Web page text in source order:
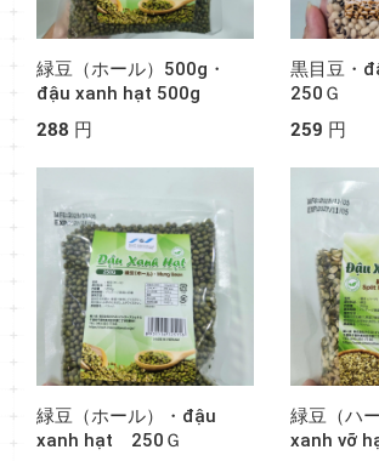
緑豆（ホール）500g・
đậu xanh hạt 500g
288 円
黒目豆・
250Ｇ
259 円
緑豆（ホール）・đậu
xanh hạt 250Ｇ
緑豆（ハ
xanh vỡ